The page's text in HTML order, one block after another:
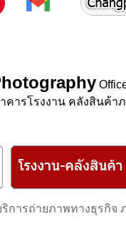
คารโรงงาน คลังสินค้
ริการถ่ายภาพทางธุรกิจ